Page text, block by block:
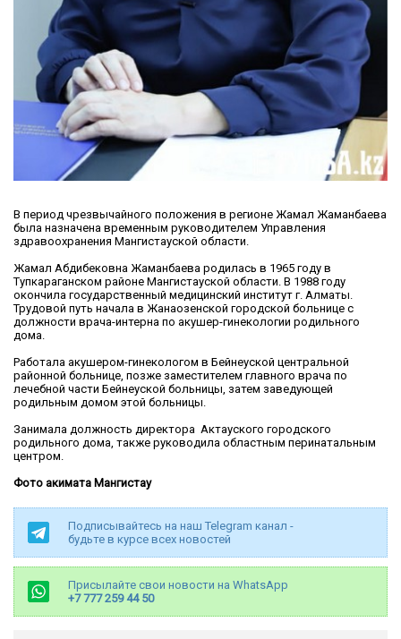
В период чрезвычайного положения в регионе Жамал Жаманбаева
была назначена временным руководителем Управления
здравоохранения Мангистауской области.
Жамал Абдибековна Жаманбаева родилась в 1965 году в
Тупкараганском районе Мангистауской области. В 1988 году
окончила государственный медицинский институт г. Алматы.
Трудовой путь начала в Жанаозенской городской больнице с
должности врача-интерна по акушер-гинекологии родильного
дома.​
Работала акушером-гинекологом в Бейнеуской центральной
районной больнице, позже заместителем главного врача по
лечебной части Бейнеуской больницы, затем заведующей
родильным домом этой больницы.​
Занимала должность директора Актауского городского
родильного дома, также руководила областным перинатальным
центром.
Фото акимата Мангистау​
Подписывайтесь на наш Telegram канал -
будьте в курсе всех новостей
Присылайте свои новости на WhatsApp
+7 777 259 44 50